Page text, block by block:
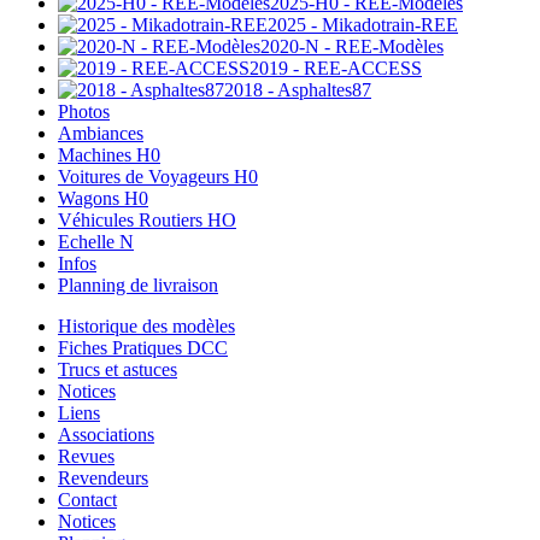
2025 - Mikadotrain-REE
2020-N - REE-Modèles
2019 - REE-ACCESS
2018 - Asphaltes87
Photos
Ambiances
Machines H0
Voitures de Voyageurs H0
Wagons H0
Véhicules Routiers HO
Echelle N
Infos
Planning de livraison
Historique des modèles
Fiches Pratiques DCC
Trucs et astuces
Notices
Liens
Associations
Revues
Revendeurs
Contact
Notices